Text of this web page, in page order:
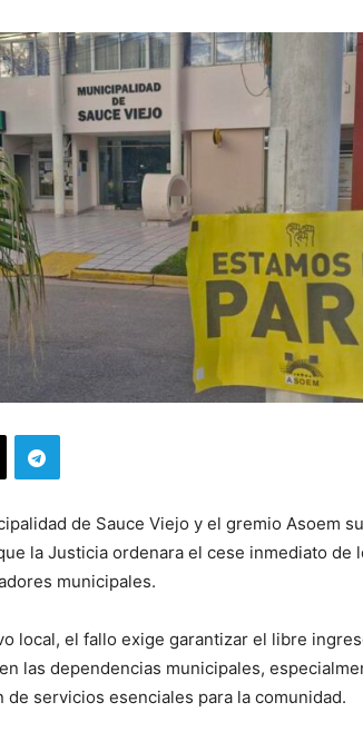
de Sauce Viejo y el gremio Asoem
la Justicia ordenara el cese inmediato de
municipales.
local, el fallo exige garantizar el libre
las dependencias municipales,
de servicios esenciales para la comunidad.